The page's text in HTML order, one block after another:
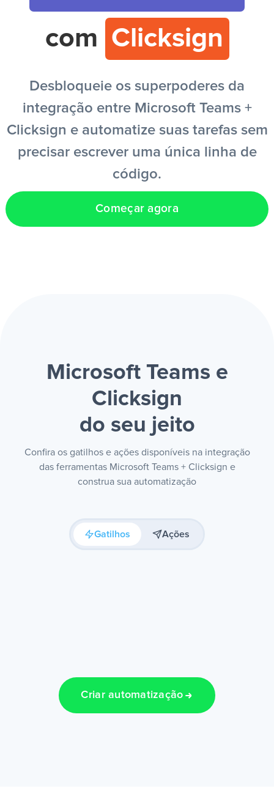
PT
com Clicksign
Desbloqueie os superpoderes da
integração entre Microsoft Teams +
Clicksign e automatize suas tarefas sem
precisar escrever uma única linha de
código.
Começar agora
Microsoft Teams e
Clicksign
do seu jeito
Confira os gatilhos e ações disponíveis na integração
das ferramentas Microsoft Teams + Clicksign e
construa sua automatização
Gatilhos Ações
Criar automatização